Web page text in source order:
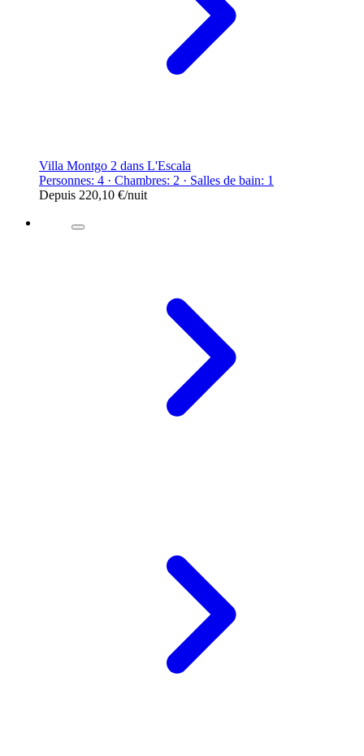
Villa Montgo 2 dans L'Escala
Personnes: 4 · Chambres: 2 · Salles de bain: 1
Depuis 220,10 €/nuit